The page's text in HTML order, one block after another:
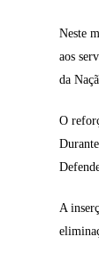
Neste
aos
da
O
A